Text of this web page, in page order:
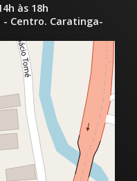
às 18h
- Centro. Caratinga-